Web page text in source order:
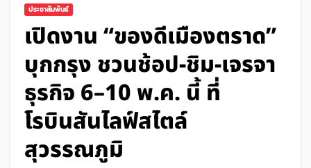
ประชาสัมพันธ์
เปิดงาน “ของดีเมืองตราด”
บุกกรุง ชวนช้อป-ชิม-เจรจา
ธุรกิจ 6–10 พ.ค. นี้ ที่
โรบินสันไลฟ์สไตล์
สุวรรณภูมิ